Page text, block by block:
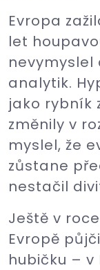
Evropa
let
nevymyslel
analytik.
jako rybník
změnily v
myslel, že
zůstane
nestačil
Ještě v
Evropě
hubičku –